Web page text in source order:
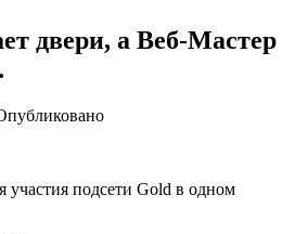
двери, а Веб-Мастер
участия подсети Gold в одном